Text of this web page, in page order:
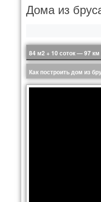
Дома из
84 м2 + 10 соток — 97
Как построить дом из